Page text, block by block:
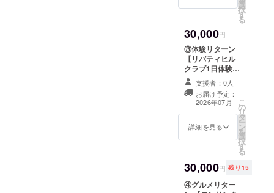
（３～４団体）
載期間 ・掲載開
始(2026年7月）
から1年間（予
定） ※ニック
ネーム等掲載ご
希望の場合は支
援時、必ず備考
欄に掲載を希望
されるお名前を
ご記入くださ
い。 ※掲載を希
望されない方は
す。 ※プロジェ
クトオーナーと
して、当会NPO
style ９.自由
が丘クリニック
ビューティーテ
ラス １０.ルド
ファン １１.スタ
ジオPYP(BODY
WORK STUDIO
PYP) １２.玉川
精米店 １３.御門
屋自由が丘 １
４.Vocal School
DADA １５.ﾒｲ
６.BMC英会話ス
クール １
７.Birthday自由
が丘 １
内容 ・サンクス
ス サポーター
証のタイトル ・
本プロジェクト
を応援いただい
た証である旨の
文章 ・支援年月
（2026年４月、
５月） ・発行
元 サンクスネ
イチャーバスを
走らす会 ※本サ
＜ホームページ
＞ 掲載内容 ・文
字のみ（ニック
援いただいた皆
さまへお礼の
メールをお送り
いたします。 ※
このリターンは
1,000円（①応援
リターン【お気
持ち応援コー
ス】）のリター
ンと同じ内容に
なります。 ※プ
ロジェクトオー
会NPO法人サン
クスネイチャー
バスを走らす会
（会長栗山雅
選
択
す
る
30,000円
③体験リターン
【リバティヒル
クラブ1日体験ラ
ンチご招待（１
名様）】 自由が
丘にある会員制
スポーツクラブ
『リバティヒル
クラブ』を1日体
の後はクラブ併
設の「レストラ
ンソルフェー
支援者：0人
お届け予定：
2026年07月
詳細を見る
こ
の
リ
タ
ー
ン
を
選
択
す
る
30,000円 残り15
④グルメリター